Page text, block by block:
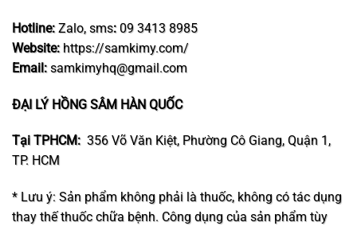
Hotline:Zalo, sms: 09 3413 8985
Website: https://samkimy.com/
Email: samkimyhq@gmail.com
ĐẠI LÝ HỒNG SÂM HÀN QUỐC
Tại TPHCM: 356 Võ Văn Kiệt, Phường Cô Giang, Quận 1,
TP. HCM
* Lưu ý: Sản phẩm không phải là thuốc, không có tác dụng
thay thế thuốc chữa bệnh. Công dụng của sản phẩm tùy